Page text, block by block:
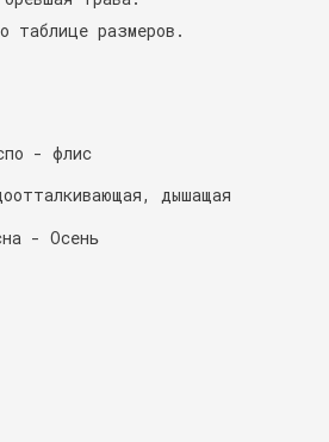
таблице размеров.
- флис
дышащая
- Осень